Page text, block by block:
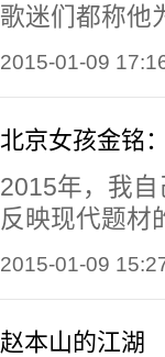
歌迷们都称他
2015-01-09
北京女孩金铭
2015年，我
反映现代题材
2015-01-09
赵本山的江湖